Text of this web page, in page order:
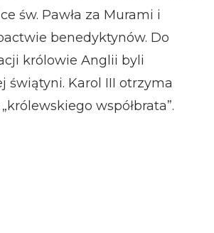
św. Pawła za Murami i
benedyktynów. Do
królowie Anglii byli
świątyni. Karol III otrzyma
współbrata”.